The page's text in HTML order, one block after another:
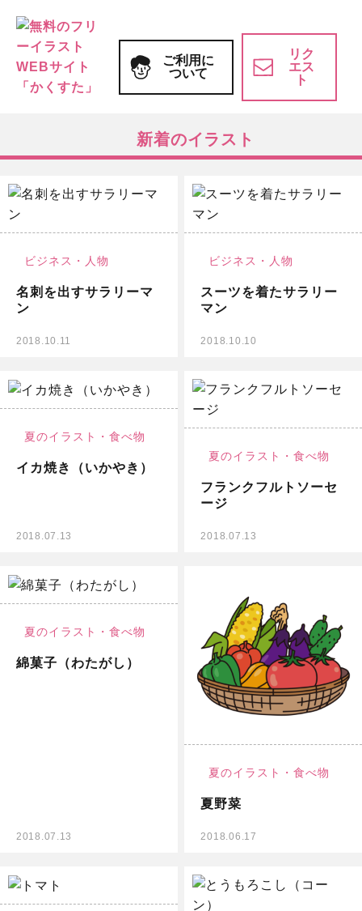
ご利用に
ついて
リク
エス
ト
新着のイラスト
ビジネス・ 人物
名刺を出すサラリーマ
ン
2018.10.11
ビジネス・ 人物
スーツを着たサラリー
マン
2018.10.10
無料イラスト
夏のイラスト・ 食べ物
イカ焼き（いかやき）
2018.07.13
夏のイラスト・食べ物
フランクフルトソーセ
ージ
2018.07.13
無料イラスト
夏のイラスト・ 食べ物
綿菓子（わたがし）
2018.07.13
夏のイラスト・食べ物
夏野菜
2018.06.17
無料イラスト